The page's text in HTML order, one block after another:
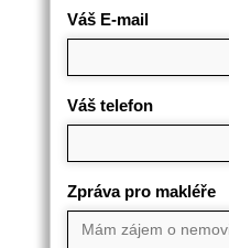
Váš E-mail
Váš telefon
Zpráva pro makléře